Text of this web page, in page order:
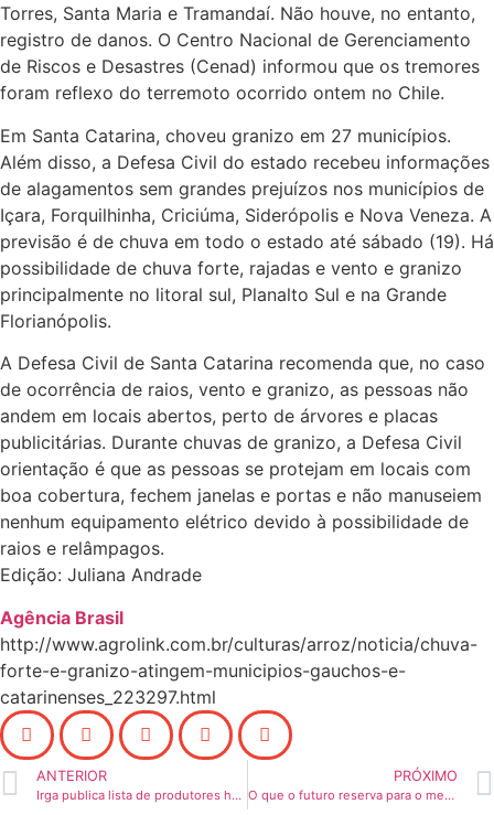
Torres, Santa Maria e Tramandaí. Não houve, no entanto,
registro de danos. O Centro Nacional de Gerenciamento
de Riscos e Desastres (Cenad) informou que os tremores
foram reflexo do terremoto ocorrido ontem no Chile.
Em Santa Catarina, choveu granizo em 27 municípios.
Além disso, a Defesa Civil do estado recebeu informações
de alagamentos sem grandes prejuízos nos municípios de
Içara, Forquilhinha, Criciúma, Siderópolis e Nova Veneza. A
previsão é de chuva em todo o estado até sábado (19). Há
possibilidade de chuva forte, rajadas e vento e granizo
principalmente no litoral sul, Planalto Sul e na Grande
Florianópolis.
A Defesa Civil de Santa Catarina recomenda que, no caso
de ocorrência de raios, vento e granizo, as pessoas não
andem em locais abertos, perto de árvores e placas
publicitárias. Durante chuvas de granizo, a Defesa Civil
orientação é que as pessoas se protejam em locais com
boa cobertura, fechem janelas e portas e não manuseiem
nenhum equipamento elétrico devido à possibilidade de
raios e relâmpagos.
Edição: Juliana Andrade
Agência Brasil
http://www.agrolink.com.br/culturas/arroz/noticia/chuva-
forte-e-granizo-atingem-municipios-gauchos-e-
catarinenses_223297.html
ANTERIOR
Irga publica lista de produtores habilitados à multiplicação de sementes
PRÓXIMO
O que o futuro reserva para o mercado mundial do arroz?